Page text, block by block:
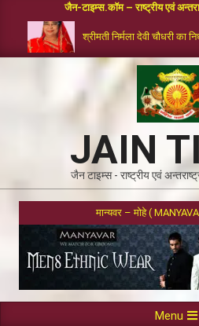
जैन-टाइम्स.कॉम – राष्ट्रीय एवं
श्रीमती निर्मला देवी चौधरी का
JAIN
जैन टाइम्स - राष्ट्रीय एवं
मान्यवर – मोहे (
Menu